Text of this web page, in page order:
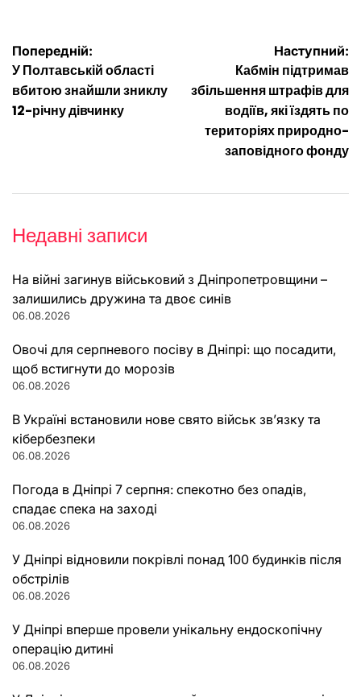
Навігація
записів
Попередній:
У Полтавській області
вбитою знайшли зниклу
12-річну дівчинку
Наступний:
Кабмін підтримав
збільшення штрафів для
водіїв, які їздять по
територіях природно-
заповідного фонду
Недавні записи
На війні загинув військовий з Дніпропетровщини –
залишились дружина та двоє синів
06.08.2026
Овочі для серпневого посіву в Дніпрі: що посадити,
щоб встигнути до морозів
06.08.2026
В Україні встановили нове свято військ зв’язку та
кібербезпеки
06.08.2026
Погода в Дніпрі 7 серпня: спекотно без опадів,
спадає спека на заході
06.08.2026
У Дніпрі відновили покрівлі понад 100 будинків після
обстрілів
06.08.2026
У Дніпрі вперше провели унікальну ендоскопічну
операцію дитині
06.08.2026